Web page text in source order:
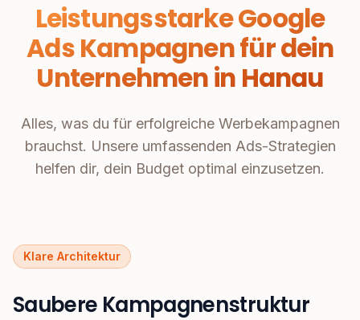
Leistungsstarke Google
Ads Kampagnen für dein
Unternehmen in Hanau
Alles, was du für erfolgreiche Werbekampagnen
brauchst. Unsere umfassenden Ads-Strategien
helfen dir, dein Budget optimal einzusetzen.
Klare Architektur
Saubere Kampagnenstruktur